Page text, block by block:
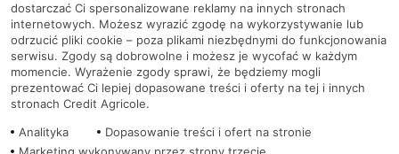
Regulamin serwisu
Mapa serwisu
PolitykaCookies
dostarczać Ci spersonalizowane reklamy na innych stronach
internetowych. Możesz wyrazić zgodę na wykorzystywanie lub
odrzucić pliki cookie – poza plikami niezbędnymi do funkcjonowania
serwisu. Zgody są dobrowolne i możesz je wycofać w każdym
momencie. Wyrażenie zgody sprawi, że będziemy mogli
prezentować Ci lepiej dopasowane treści i oferty na tej i innych
stronach Credit Agricole.
Analityka
Dopasowanie treści i ofert na stronie